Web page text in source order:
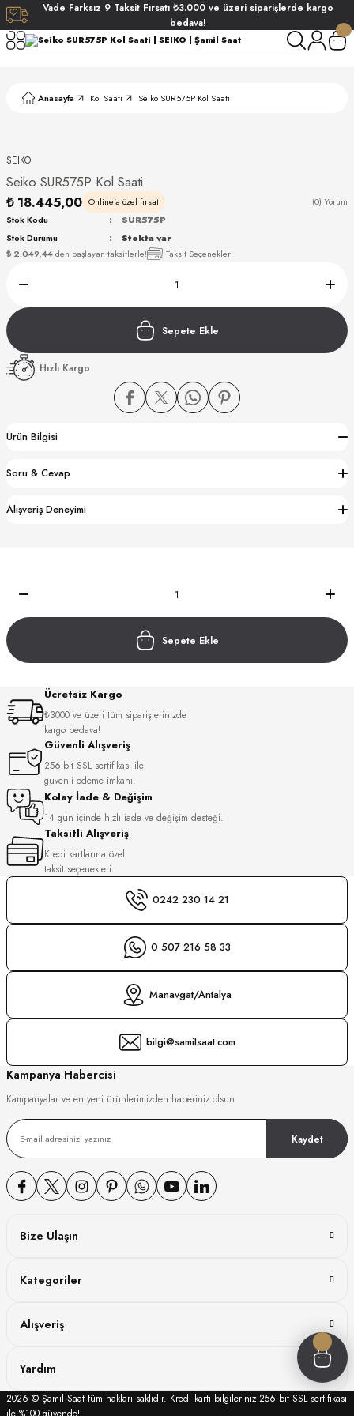
Vade Farksız 9 Taksit Fırsatı ₺3.000 ve üzeri siparişlerde kargo
bedava!
Anasayfa Kol Saati Seiko SUR575P Kol Saati
SEIKO
Seiko SUR575P Kol Saati
₺ 18.445,00 Online'a özel fırsat (0) Yorum
₺ 2.049,44den başlayan taksitlerle! Taksit Seçenekleri
Stok Kodu
SUR575P
Stok Durumu
Stokta var
Sepete Ekle
Hızlı Kargo
Ürün Bilgisi
Soru & Cevap
Alışveriş Deneyimi
Sepete Ekle
Ücretsiz Kargo
₺3000 ve üzeri tüm siparişlerinizde
kargo bedava!
Güvenli Alışveriş
256-bit SSL sertifikası ile
güvenli ödeme imkanı.
Kolay İade & Değişim
14 gün içinde hızlı iade ve değişim desteği.
Taksitli Alışveriş
Kredi kartlarına özel
taksit seçenekleri.
0242 230 14 21
0 507 216 58 33
Manavgat/Antalya
bilgi@samilsaat.com
Kampanya Habercisi
Kampanyalar ve en yeni ürünlerimizden haberiniz olsun
Kaydet
Bize Ulaşın
Kategoriler
Alışveriş
Yardım
2026 © Şamil Saat tüm hakları saklıdır. Kredi kartı bilgileriniz 256 bit SSL sertifikası
ile %100 güvende!
CLUB
CLUB
WATCH